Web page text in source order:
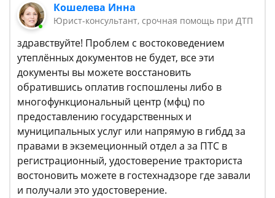
Кошелева Инна
Юрист-консультант, срочная помощь при ДТП
здравствуйте! Проблем с востоковедением
утеплённых документов не будет, все эти
документы вы можете восстановить
обратившись оплатив госпошлены либо в
многофункциональный центр (мфц) по
предоставлению государственных и
муниципальных услуг или напрямую в гибдд за
правами в экземеционный отдел а за ПТС в
регистрационный, удостоверение тракториста
востоновить можете в гостехнадзоре где завали
и получали это удостоверение.